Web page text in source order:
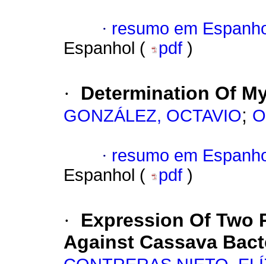
· resumo em
Espanhol (
pdf )
· Determination Of
GONZÁLEZ, OCTAVIO;
· resumo em
Espanhol (
pdf )
·
Expression Of Two
Against Cassava